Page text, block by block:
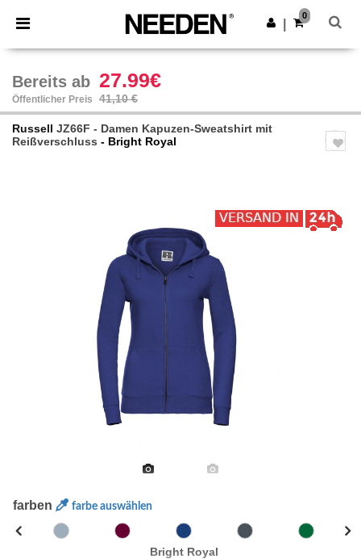
× Needen App
Bessere Preise in der App!
App holen
0
Bereits ab 27.99€
Öffentlicher Preis 41,10 €
Russell JZ66F - Damen Kapuzen-Sweatshirt mit
Reißverschluss - Bright Royal
farben farbe auswählen
Bright Royal